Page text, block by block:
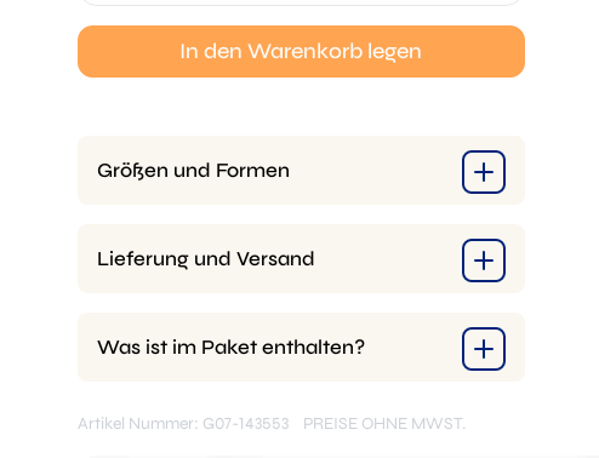
In den Warenkorb legen
Größen und Formen
Lieferung und Versand
Was ist im Paket enthalten?
Artikel Nummer: G07-143553 PREISE OHNE MWST.